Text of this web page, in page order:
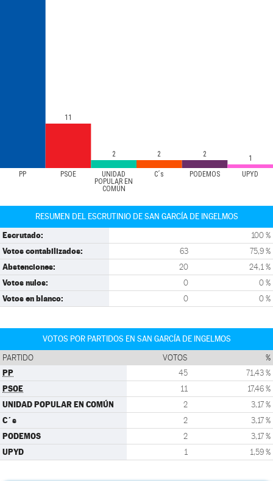
PP PSOE
UNIDAD
POPULAR EN
COMÚN
C´s PODEMOS UPYD
11
2 2 2 1
RESUMEN DEL ESCRUTINIO DE SAN GARCÍA DE INGELMOS
Escrutado: 100 %
Votos contabilizados: 63 75,9 %
Abstenciones: 20 24,1 %
Votos nulos: 0 0 %
Votos en blanco: 0 0 %
VOTOS POR PARTIDOS EN SAN GARCÍA DE INGELMOS
PARTIDO VOTOS %
PP 45 71,43 %
PSOE 11 17,46 %
UNIDAD POPULAR EN COMÚN 2 3,17 %
C´s 2 3,17 %
PODEMOS 2 3,17 %
UPYD 1 1,59 %